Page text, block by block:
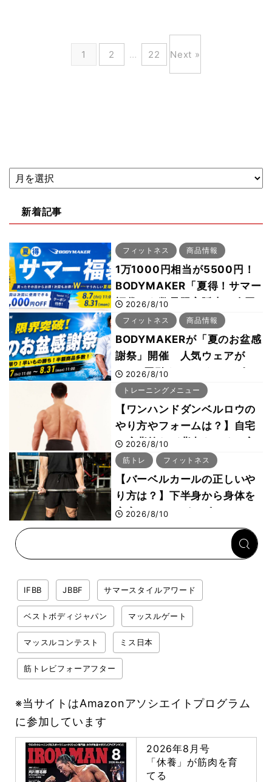
1 2 … 22 Next »
新着記事
フィットネス 商品情報
1万1000円相当が5500円！
BODYMAKER「夏得！サマー
福袋」を数量限定販売 次回
使える1000円OFFクーポン
も
2026/8/10
フィットネス 商品情報
BODYMAKERが「夏のお盆感
謝祭」開催 人気ウェアが
1000円引き、UVクールポン
チョは半額の990円に
2026/8/10
トレーニングメニュー
【ワンハンドダンベルロウの
やり方やフォームは？】自宅
で広背筋など背中をつくる方
法をボディビル世界王者・鈴
木雅選手が解説
2026/8/10
筋トレ フィットネス
【バーベルカールの正しいや
り方は？】下半身から身体を
安定させるのがカギ！
2026/8/10
IFBB JBBF サマースタイルアワード
ベストボディジャパン マッスルゲート
マッスルコンテスト ミス日本
筋トレビフォーアフター
※当サイトはAmazonアソシエイトプログラム
に参加しています
2026年8月号
「休養」が筋肉を育
てる